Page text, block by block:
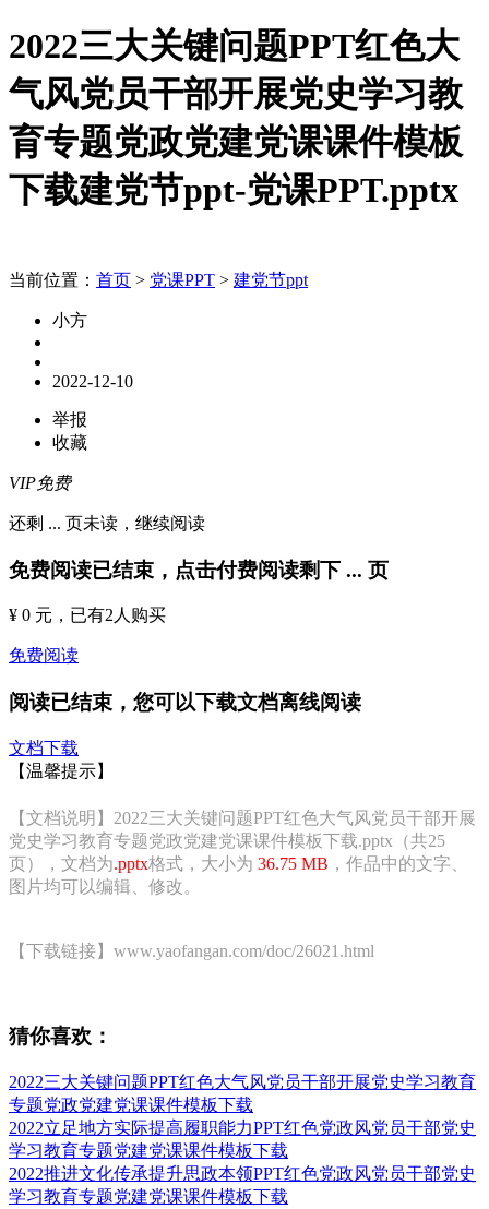
2022三大关键问题PPT红色大
气风党员干部开展党史学习教
育专题党政党建党课课件模板
下载建党节ppt-党课PPT.pptx
当前位置： 首页 > 党课PPT > 建党节ppt
小方
2022-12-10
举报
收藏
VIP免费
还剩 ... 页未读， 继续阅读
免费阅读已结束，点击付费阅读剩下 ... 页
¥ 0 元 ，已有2 人购买
免费阅读
阅读已结束，您可以下载文档离线阅读
文档下载
【温馨提示】
【文档说明】2022三大关键问题PPT红色大气风党员干部开展
党史学习教育专题党政党建党课课件模板下载.pptx（共25
页），文档为.pptx格式，大小为 36.75 MB ，作品中的文字、
图片均可以编辑、修改。
【下载链接】www.yaofangan.com/doc/26021.html
猜你喜欢：
2022三大关键问题PPT红色大气风党员干部开展党史学习教育
专题党政党建党课课件模板下载
2022立足地方实际提高履职能力PPT红色党政风党员干部党史
学习教育专题党建党课课件模板下载
2022推进文化传承提升思政本领PPT红色党政风党员干部党史
学习教育专题党建党课课件模板下载